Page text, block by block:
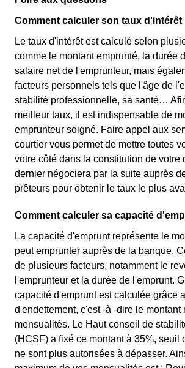
Comment calculer son taux d'intérêt
Le taux d'intérêt est calculé selon
comme le montant emprunté, la durée
salaire net de l'emprunteur, mais
facteurs personnels tels que l'âge de
stabilité professionnelle, sa santé…
meilleur taux, il est indispensable de
emprunteur soigné. Faire appel aux
courtier vous permet de mettre toutes
votre côté dans la constitution de votre
dernier négociera par la suite auprès
prêteurs pour obtenir le taux le plus
Comment calculer sa capacité
La capacité d'emprunt représente le
peut emprunter auprès de la banque.
de plusieurs facteurs, notamment le
l'emprunteur et la durée de l'emprunt.
capacité d'emprunt est calculée grâce
d'endettement, c'est -à -dire le montant
mensualités. Le Haut conseil de
(HCSF) a fixé ce montant à 35%, seuil
ne sont plus autorisées à dépasser.